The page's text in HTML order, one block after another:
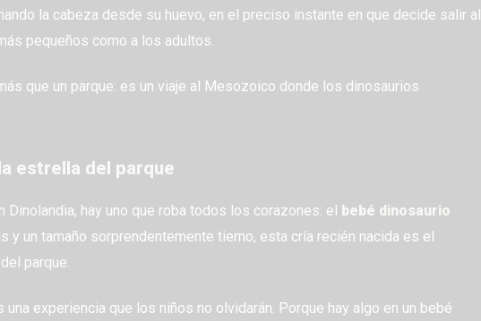
la cabeza desde su huevo, en el preciso instante en que decide salir al
pequeños como a los adultos.
que un parque: es un viaje al Mesozoico donde los dinosaurios
estrella del parque
hay uno que roba todos los corazones: el bebé dinosaurio
y un tamaño sorprendentemente tierno, esta cría recién nacida es el
parque.
experiencia que los niños no olvidarán. Porque hay algo en un bebé